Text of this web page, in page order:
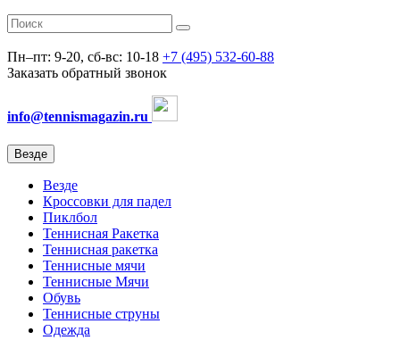
Пн–пт: 9-20, сб-вс: 10-18 +7 (495) 532-60-88
Заказать обратный звонок
info@tennismagazin.ru
Везде
Везде
Кроссовки для падел
Пиклбол
Теннисная Ракетка
Теннисная ракетка
Теннисные мячи
Теннисные Мячи
Обувь
Теннисные струны
Одежда